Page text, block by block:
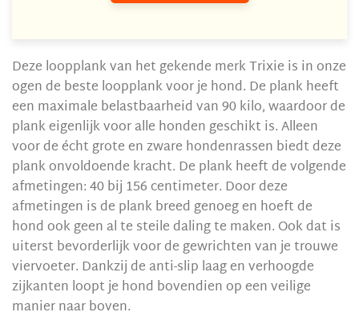
Deze loopplank van het gekende merk Trixie is in onze
ogen de beste loopplank voor je hond. De plank heeft
een maximale belastbaarheid van 90 kilo, waardoor de
plank eigenlijk voor alle honden geschikt is. Alleen
voor de écht grote en zware hondenrassen biedt deze
plank onvoldoende kracht. De plank heeft de volgende
afmetingen: 40 bij 156 centimeter. Door deze
afmetingen is de plank breed genoeg en hoeft de
hond ook geen al te steile daling te maken. Ook dat is
uiterst bevorderlijk voor de gewrichten van je trouwe
viervoeter. Dankzij de anti-slip laag en verhoogde
zijkanten loopt je hond bovendien op een veilige
manier naar boven.